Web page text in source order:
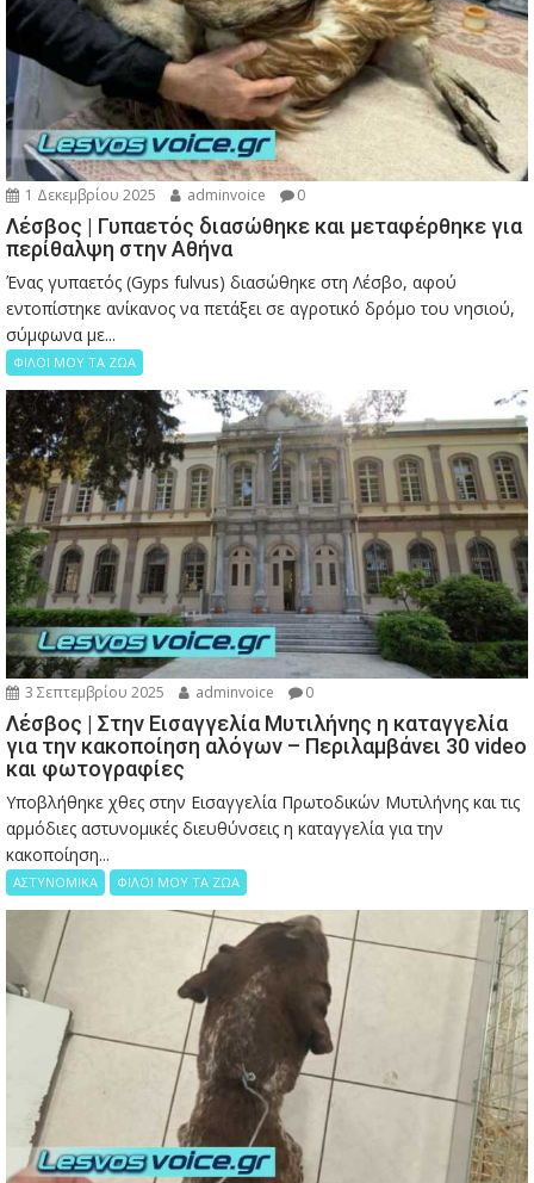
1 Δεκεμβρίου 2025 adminvoice 0
Λέσβος | Γυπαετός διασώθηκε και μεταφέρθηκε για
περίθαλψη στην Αθήνα
Ένας γυπαετός (Gyps fulvus) διασώθηκε στη Λέσβο, αφού
εντοπίστηκε ανίκανος να πετάξει σε αγροτικό δρόμο του νησιού,
σύμφωνα με...
ΦΙΛΟΙ ΜΟΥ ΤΑ ΖΩΑ
3 Σεπτεμβρίου 2025 adminvoice 0
Λέσβος | Στην Εισαγγελία Μυτιλήνης η καταγγελία
για την κακοποίηση αλόγων – Περιλαμβάνει 30 video
και φωτογραφίες
Υποβλήθηκε χθες στην Εισαγγελία Πρωτοδικών Μυτιλήνης και τις
αρμόδιες αστυνομικές διευθύνσεις η καταγγελία για την
κακοποίηση...
ΑΣΤΥΝΟΜΙΚΑ ΦΙΛΟΙ ΜΟΥ ΤΑ ΖΩΑ